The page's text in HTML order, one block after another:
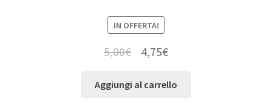
IN OFFERTA!
5,00€ 4,75€
Aggiungi al carrello